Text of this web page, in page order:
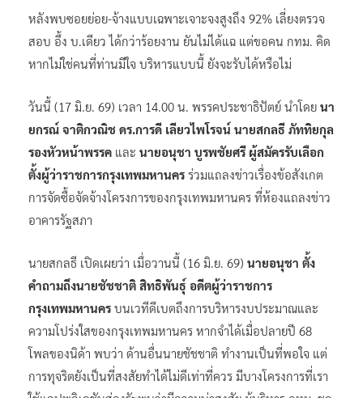
หลังพบซอยย่อย-จ้างแบบเฉพาะเจาะจงสูงถึง 92% เลี่ยงตรวจ
สอบ อึ้ง บ.เดียว ได้กว่าร้อยงาน ยันไม่ได้แฉ แต่ขอคน กทม. คิด
หากไม่ใช่คนที่ท่านมีใจ บริหารแบบนี้ ยังจะรับได้หรือไม่
วันนี้ (17 มิ.ย. 69) เวลา 14.00 น. พรรคประชาธิปัตย์ นำโดย นา
ยกรณ์ จาติกวณิช ดร.การดี เลียวไพโรจน์ นายสกลธี ภัททิยกุล
รองหัวหน้าพรรค และ นายอนุชา บูรพชัยศรี ผู้สมัครรับเลือก
ตั้งผู้ว่าราชการกรุงเทพมหานคร ร่วมแถลงข่าวเรื่องข้อสังเกต
การจัดซื้อจัดจ้างโครงการของกรุงเทพมหานคร ที่ห้องแถลงข่าว
อาคารรัฐสภา
นายสกลธี เปิดเผยว่า เมื่อวานนี้ (16 มิ.ย. 69) นายอนุชา ตั้ง
คำถามถึงนายชัชชาติ สิทธิพันธุ์ อดีตผู้ว่าราชการ
กรุงเทพมหานคร บนเวทีดีเบตถึงการบริหารงบประมาณและ
ความโปร่งใสของกรุงเทพมหานคร หากจำได้เมื่อปลายปี 68
โพลของนิด้า พบว่า ด้านอื่นนายชัชชาติ ทำงานเป็นที่พอใจ แต่
การทุจริตยังเป็นที่สงสัยทำได้ไม่ดีเท่าที่ควร มีบางโครงการที่เรา